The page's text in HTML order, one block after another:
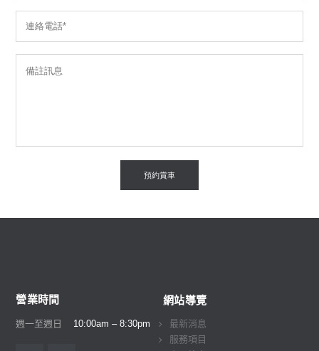
營業時間
週一至週日 10:00am – 8:30pm
網站導覽
最新消息
服務項目